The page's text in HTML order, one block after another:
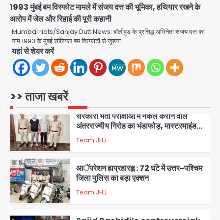
1993 मुंबई बम विस्फोट मामले में संजय दत्त की भूमिका, हथियार रखने के
आरोप में जेल और रिहाई की पूरी कहानी
Mumbai riots/Sanjay Dutt News: बॉलीवुड के प्रसिद्ध अभिनेता संजय दत्त का
नाम 1993 के मुंबई सीरियल बम विस्फोटों से जुड़ना…
यहां से शेयर करें
>> ताजा खबरें
1
जागरूकता महाअभियान, डीएम ने की समीक्षा
बैठक
Avinash Kumar
एंटी-बर्गलरी सेल की बड़ी कामयाबी, चोरी के
माल की खरीद-फरोख्त करने वाले गिरोह का
भंडाफोड़
Team JHJ
3
अंतरराज्यीय गिरोह का भंडाफोड़, मास्टरमाइंड
समेत 7 गिरफ्तार
Team JHJ
4
आॅपरेशन ह्यप्रहारह्ण : 72 घंटे में उत्तर-पश्चिम
जिला पुलिस का बड़ा एक्शन
Team JHJ
Sajid Rashidi’s controversial: